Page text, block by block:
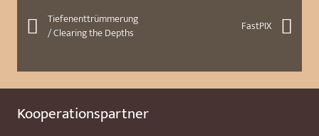
Tiefenenttrümmerung
/ Clearing the Depths
FastPIX
Kooperationspartner